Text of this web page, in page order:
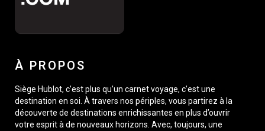
À PROPOS
Siège Hublot, c’est plus qu’un carnet voyage, c’est une
destination en soi. À travers nos périples, vous partirez à la
découverte de destinations enrichissantes en plus d’ouvrir
votre esprit à de nouveaux horizons. Avec, toujours, une